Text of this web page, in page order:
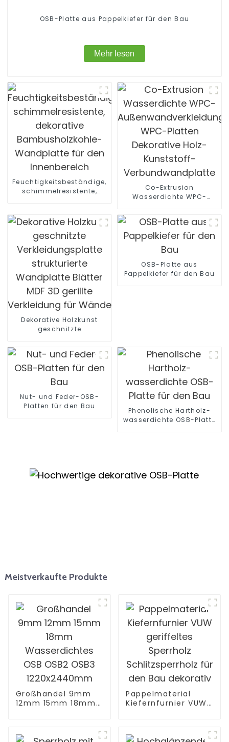
OSB-Platte aus Pappelkiefer für den Bau
Mehr lesen
Feuchtigkeitsbeständige,
schimmelresistente,
Wandplatte für den
Innenbereich
Co-Extrusion
Wasserdichte WPC-
WPC-Platten Dekorative
Holz-Kunststoff-
Verbundwandplatte
Dekorative Holzkunst
geschnitzte
strukturierte Wandplatte
Blätter MDF 3D gerillte
Verkleidung für Wände
OSB-Platte aus
Pappelkiefer für den Bau
Nut- und Feder-OSB-
Platten für den Bau
Phenolische Hartholz-
wasserdichte OSB-Platte
Meistverkaufte Produkte
Großhandel 9mm
12mm 15mm 18mm
Pappelmaterial
Kiefernfurnier VUW
Schlitzsperrholz für
den Bau dekorativ